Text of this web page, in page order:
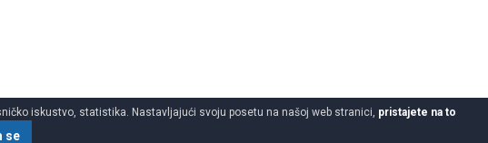
iskustvo, statistika. Nastavljajući svoju posetu na našoj web stranici, pristajete na to
se